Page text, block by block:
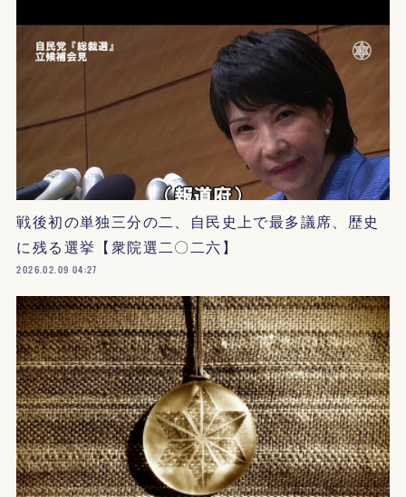
戦後初の単独三分の二、自民史上で最多議席、歴史
に残る選挙【衆院選二〇二六】
2026.02.09 04:27